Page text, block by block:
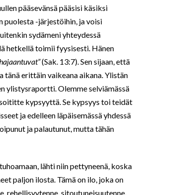
pääsevänsä pääsisi käsiksi
puolesta -järjestöihin, ja voisi
sydämeni yhteydessä
hetkellä toimii fyysisesti. Hänen
(Sak. 13:7). Sen sijaan, että
erittäin vaikeana aikana. Ylistän
ylistysraportti. Olemme selviämässä
kypsyyttä. Se kypsyys toi teidät
ja edelleen läpäisemässä yhdessä
ja palautunut, mutta tähän
lähti niin pettyneenä, koska
paljon ilosta. Tämä on ilo, joka on
rehellisyytenne, sitoutuneisuutenne,